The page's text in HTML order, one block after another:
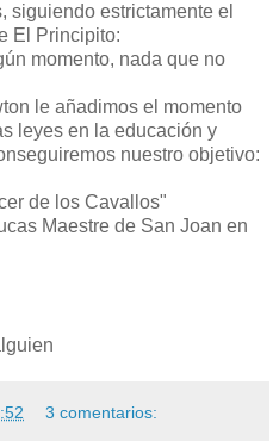
siguiendo estrictamente el
El Principito:
momento, nada que no
le añadimos el momento
leyes en la educación y
nuestro objetivo:
de los Cavallos"
Maestre de San Joan en
3 comentarios: